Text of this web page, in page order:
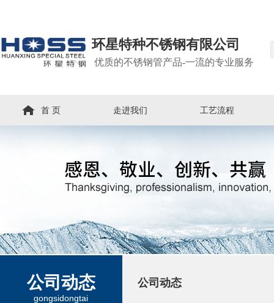
环星特种不锈钢有限公司
优质的不锈钢管产品-一流的专业服务
首 页 走进我们 工艺流程
公司动态
gongsidongtai
公司动态